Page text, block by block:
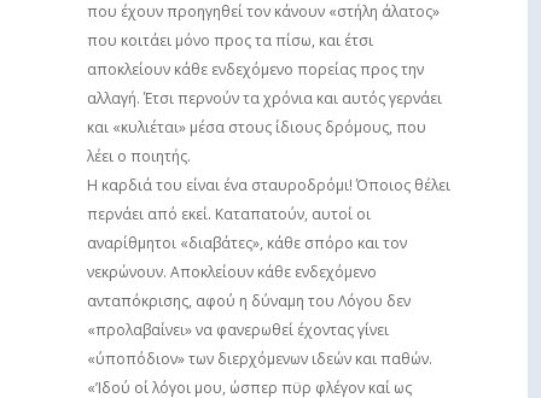
που έχουν προηγηθεί τον κάνουν «στήλη άλατος»
που κοιτάει μόνο προς τα πίσω, και έτσι
αποκλείουν κάθε ενδεχόμενο πορείας προς την
αλλαγή. Έτσι περνούν τα χρόνια και αυτός γερνάει
και «κυλιέται» μέσα στους ίδιους δρόμους, που
λέει ο ποιητής.
Η καρδιά του είναι ένα σταυροδρόμι! Όποιος θέλει
περνάει από εκεί. Καταπατούν, αυτοί οι
αναρίθμητοι «διαβάτες», κάθε σπόρο και τον
νεκρώνουν. Αποκλείουν κάθε ενδεχόμενο
ανταπόκρισης, αφού η δύναμη του Λόγου δεν
«προλαβαίνει» να φανερωθεί έχοντας γίνει
«ύποπόδιον» των διερχόμενων ιδεών και παθών.
«’Ιδού οί λόγοι μου, ώσπερ πϋρ φλέγον καί ως